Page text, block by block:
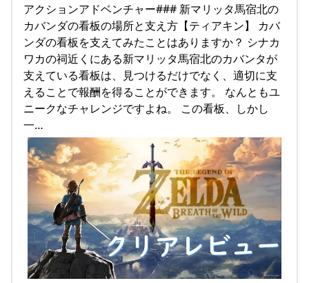
アクションアドベンチャー### 新マリッタ馬宿北の
カバンダの看板の場所と支え方【ティアキン】 カバ
ンダの看板を支えてみたことはありますか？ シナカ
ワカの祠近くにある新マリッタ馬宿北のカバンタが
支えている看板は、見つけるだけでなく、適切に支
えることで報酬を得ることができます。 なんともユ
ニークなチャレンジですよね。 この看板、しかし
一…